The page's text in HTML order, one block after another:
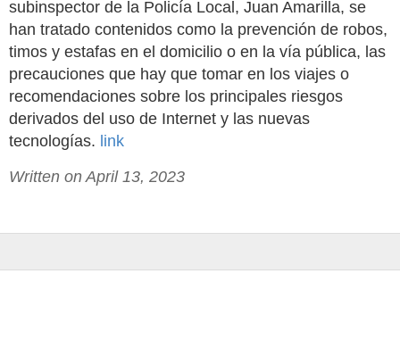
subinspector de la Policía Local, Juan Amarilla, se
han tratado contenidos como la prevención de robos,
timos y estafas en el domicilio o en la vía pública, las
precauciones que hay que tomar en los viajes o
recomendaciones sobre los principales riesgos
derivados del uso de Internet y las nuevas
tecnologías. link
Written on April 13, 2023